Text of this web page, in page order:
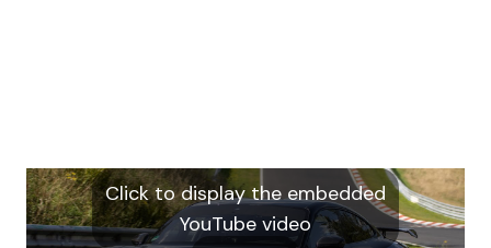
Click to display the embedded
YouTube video